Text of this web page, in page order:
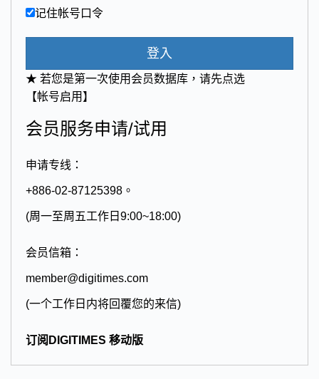
记住帐号口令
登入
★ 若您是第一次使用会员数据库，请先点选
【帐号启用】
会员服务申请/试用
申请专线：
+886-02-87125398。
(周一至周五工作日9:00~18:00)
会员信箱：
member@digitimes.com
(一个工作日内将回覆您的来信)
订阅DIGITIMES 移动版